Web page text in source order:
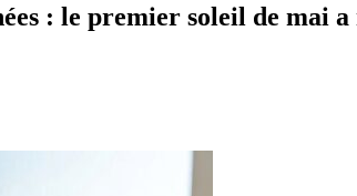
: le premier soleil de mai